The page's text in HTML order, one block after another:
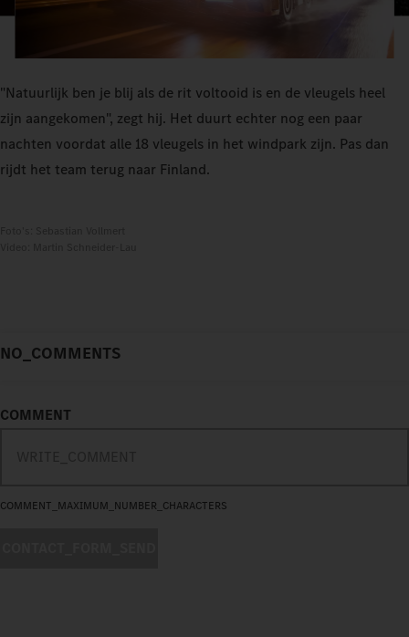
"Natuurlijk ben je blij als de rit voltooid is en de vleugels heel
zijn aangekomen", zegt hij. Het duurt echter nog een paar
nachten voordat alle 18 vleugels in het windpark zijn. Pas dan
rijdt het team terug naar Finland.
NO_COMMENTS
COMMENT
COMMENT_MAXIMUM_NUMBER_CHARACTERS